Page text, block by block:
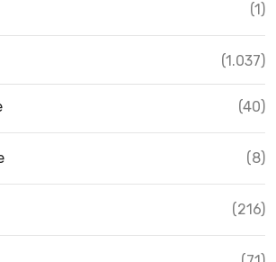
(1)
(1.037)
(40)
(8)
(216)